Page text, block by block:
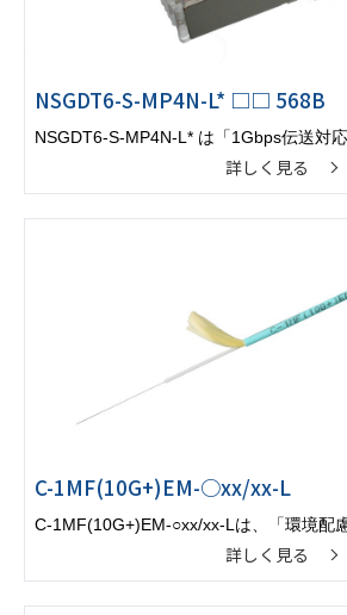
NSGDT6-S-MP4N-L* □□ 568B
NSGDT6-S-MP4N-L* は「1Gbps伝送対
詳しく見る
C-1MF(10G+)EM-○xx/xx-L
C-1MF(10G+)EM-○xx/xx-Lは、「環境配
詳しく見る